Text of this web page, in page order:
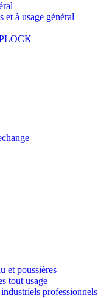
à usage général
et poussières
tout usage
professionnels